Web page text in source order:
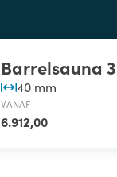
Barrelsauna
40 mm
VANAF
6.912,00